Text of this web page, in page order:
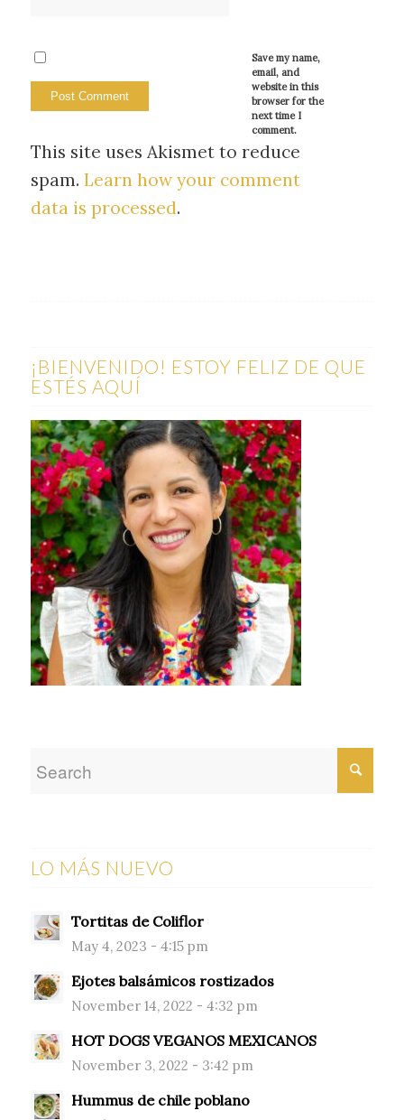
Save my name,
email, and
website in this
browser for the
next time I
comment.
This site uses Akismet to reduce
spam. Learn how your comment
data is processed.
¡BIENVENIDO! ESTOY FELIZ DE QUE
ESTÉS AQUÍ
LO MÁS NUEVO
Tortitas de Coliflor
May 4, 2023 - 4:15 pm
Ejotes balsámicos rostizados
November 14, 2022 - 4:32 pm
HOT DOGS VEGANOS MEXICANOS
November 3, 2022 - 3:42 pm
Hummus de chile poblano